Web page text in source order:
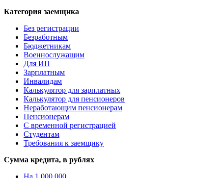
Категория заемщика
Без регистрации
Безработным
Бюджетникам
Военнослужащим
Для ИП
Зарплатным
Инвалидам
Калькулятор для зарплатных
Калькулятор для пенсионеров
Неработающим пенсионерам
Пенсионерам
С временной регистрацией
Студентам
Требования к заемщику
Сумма кредита, в рублях